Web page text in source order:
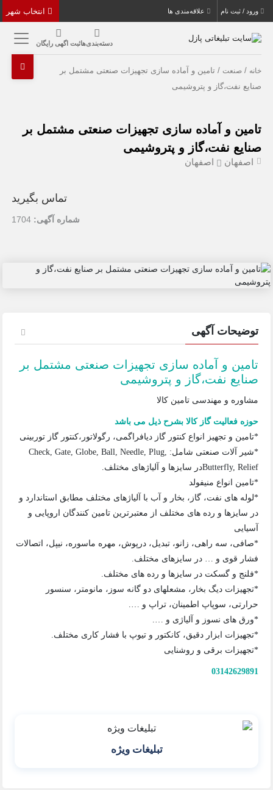
ورود / ثبت نام علاقه‌مندی ها
دسته‌بندی‌هاثبت اگهی رایگان
خانه /صنعت / تامین و آماده سازی تجهیزات صنعتی مشتمل بر
صنایع نفت،گاز و پتروشیمی
تامین و آماده سازی تجهیزات صنعتی مشتمل بر
صنایع نفت،گاز و پتروشیمی
اصفهان اصفهان
تماس بگیرید
شماره آگهی: 1704
توضیحات آگهی
تامین و آماده سازی تجهیزات صنعتی مشتمل بر
صنایع نفت،گاز و پتروشیمی
مشاوره و مهندسی تامین کالا
حوزه فعالیت گاز کالا بشرح ذیل می باشد
*تامین و تجهیز انواع کنتور گاز دیافراگمی، رگولاتور،کنتور گاز توربینی
*شیر آلات صنعتی شامل: Check, Gate, Globe, Ball, Needle, Plug,
Butterfly, Reliefدر سایزها و آلیاژهای مختلف.
*تامین انواع منیفولد
*لوله های نفت، گاز، بخار و آب با آلیاژهای مختلف مطابق استاندارد و
در سایزها و رده های مختلف از معتبرترین تامین کنندگان اروپایی و
آسیایی
*صافی، سه راهی، زانو، تبدیل، درپوش، مهره ماسوره، نیپل، اتصالات
فشار قوی و … در سایزهای مختلف.
*فلنج و گسکت در سایزها و رده های مختلف.
*تجهیزات دیگ بخار، مشعلهای دو گانه سوز، مانومتر، سنسور
حرارتی، سوپاپ اطمینان، تراپ و ….
*ورق های نسوز و آلیاژی و ….
*تجهیزات ابزار دقیق، کانکتور و تیوپ با فشار کاری مختلف.
*تجهیزات برقی و روشنایی
03142629891
تبلیغات ویژه